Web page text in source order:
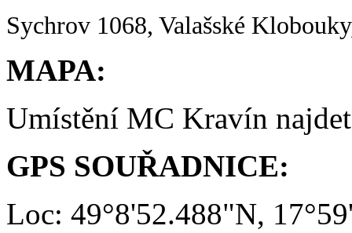
Sychrov 1068, Valašské
MAPA:
Umístění MC Kravín
GPS SOUŘADNICE:
Loc: 49°8'52.488"N,